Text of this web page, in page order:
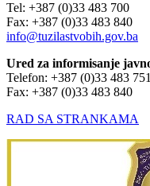
Tel: +387 (0)33 483 700
Fax: +387 (0)33 483 840
info@tuzilastvobih.gov.ba
Ured za informisanje
Telefon: +387 (0)33 483 751
Fax: +387 (0)33 483 840
RAD SA STRANKAMA